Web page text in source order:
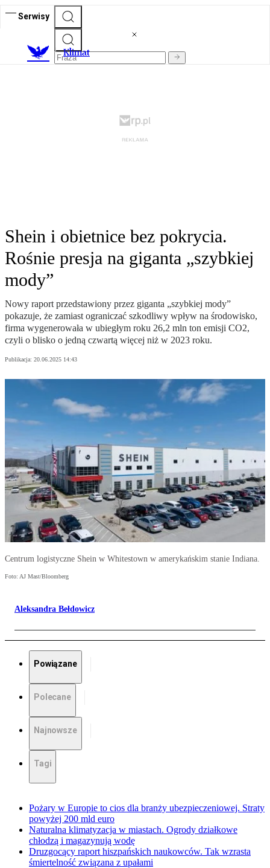
Serwisy
Klimat
Shein i obietnice bez pokrycia.
Rośnie presja na giganta „szybkiej
mody”
Nowy raport przedstawiony przez giganta „szybkiej mody”
pokazuje, że zamiast ograniczać szkodliwy wpływ na środowisko,
firma wygenerowała w ubiegłym roku 26,2 mln ton emisji CO2,
czyli o blisko o jedną czwartą więcej niż w 2023 roku.
Publikacja: 20.06.2025 14:43
Centrum logistyczne Shein w Whitestown w amerykańskim stanie Indiana.
Foto: AJ Mast/Bloomberg
Aleksandra Bełdowicz
Powiązane
Polecane
Najnowsze
Tagi
Pożary w Europie to cios dla branży ubezpieczeniowej. Straty
powyżej 200 mld euro
Naturalna klimatyzacja w miastach. Ogrody działkowe
chłodzą i magazynują wodę
Druzgocący raport hiszpańskich naukowców. Tak wzrasta
śmiertelność związana z upałami